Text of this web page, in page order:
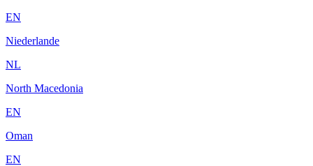
EN
Niederlande
NL
North Macedonia
EN
Oman
EN